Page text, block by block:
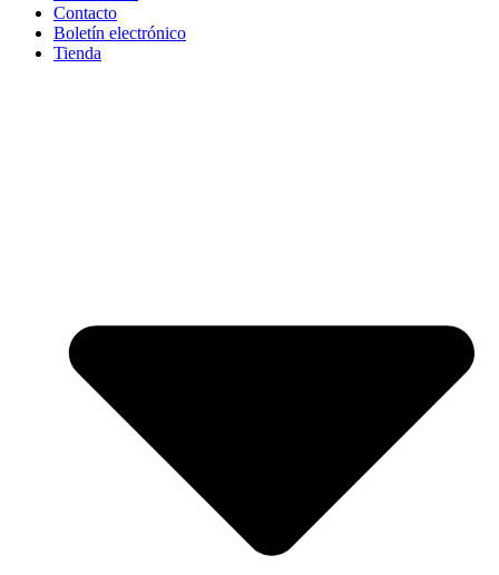
Contacto
Boletín electrónico
Tienda